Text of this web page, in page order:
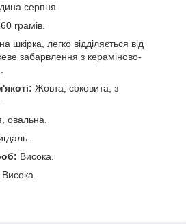
серпня.
грамів.
шкірка, легко відділяється від
забарвлення з кераміново-
Жовта, соковита, з
овальна.
Висока.
Висока.